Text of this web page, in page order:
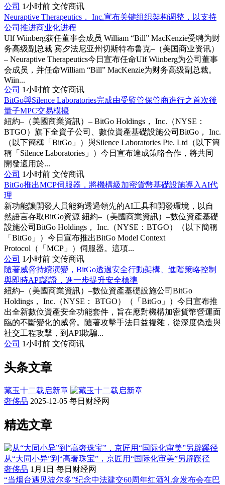
公司 1小时前 文传商讯
Neuraptive Therapeutics， Inc.宣布关键组织架构调整，以支持
公司推进商业化进程
Ulf Wiinberg获任董事会成员 William “Bill” MacKenzie受聘为财
务高级副总裁 宾夕法尼亚州切斯特布鲁克–（美国商业资讯）
– Neuraptive Therapeutics今日宣布任命Ulf Wiinberg为公司董事
会成员，并任命William “Bill” MacKenzie为财务高级副总裁。
Wiin...
公司 1小时前 文传商讯
BitGo與Silence Laboratories完成由受監管保管商進行之首次後
量子MPC交易模擬
紐約–（美國商業資訊）– BitGo Holdings， Inc.（NYSE：
BTGO）旗下全資子公司、數位資產基礎設施公司BitGo， Inc.
（以下簡稱「BitGo」）與Silence Laboratories Pte. Ltd（以下簡
稱「Silence Laboratories」）今日宣布達成策略合作，將共同
開發適用於...
公司 1小时前 文传商讯
BitGo推出MCP伺服器，將機構級加密貨幣基礎設施導入AI代
理
新功能讓開發人員能夠透過領先的AI工具和開發環境，以自
然語言存取BitGo資源 紐約–（美國商業資訊）–數位資產基礎
設施公司BitGo Holdings， Inc.（NYSE：BTGO）（以下簡稱
「BitGo」）今日宣布推出BitGo Model Context
Protocol（「MCP」）伺服器。這項...
公司 1小时前 文传商讯
隨著威脅持續演變，BitGo透過安全行動架構、進階策略控制
與即時API認證，進一步提升安全標準
紐約–（美國商業資訊）–數位資產基礎設施公司BitGo
Holdings， Inc.（NYSE： BTGO）（「BitGo」）今日宣布推
出全新數位資產安全功能套件，旨在應對機構加密貨幣營運面
臨的不斷變化的威脅。隨著攻擊手法日益複雜，從深度偽造與
社交工程攻擊，到API欺騙...
公司 1小时前 文传商讯
头条文章
藏玉十二载启新章
奢侈品 2025-12-05 每日财经网
精选文章
从“大同小异”到“高奢珠宝”，京匠用“国际化审美”另辟蹊径
奢侈品 1月1日 每日财经网
“当烟台遇见波尔多”纪念中法建交60周年红酒礼盒发布会在巴